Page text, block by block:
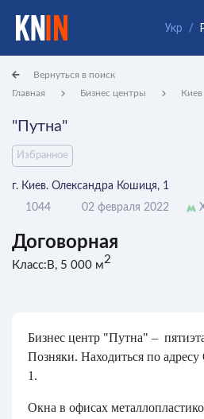
Укр /
Главная Бизнес центры Киев
Вернуться в поиск
"Путна"
Избранное
г. Киев. Олександра Кошиця, 1
1044
02 февраля 2022
Договорная
Класс:B, 5 000 м2
Бизнес центр "Путна" –
Позняки. Находиться по
1.
Окна в офисах